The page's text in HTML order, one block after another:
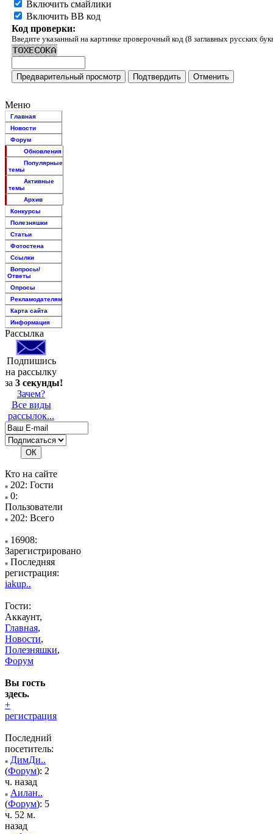
Включить смайлики
Включить BB код
Код проверки:
Введите указанный на картинке проверочный код (8 заглавных русских
Меню
Главная
Новости
Форум
Обновления
Популярные
темы
Активные
темы
Архив
Конкурсы
Полезняшки
Статьи
Фотостена
Ссылки
Вопросы/
Ответы
Опросы
Рекламодателям
Карта сайта
Информация
Рассылка
Подпишись
на рассылку
за 3 секунды!
Зачем?
Все виды
рассылок...
Кто на сайте
202: Гости
0:
Пользователи
202: Всего
16908:
Зарегистрировано
Последняя
регистрация:
iakup..
Гости:
Аккаунт,
Главная,
Новости,
Полезняшки,
Форум
Вы гость
здесь.
+
регистрация
Последний
посетитель:
ДимДи..
(Форум): 2
ч. назад
Аилан..
(Форум): 5
ч. 52 м.
назад